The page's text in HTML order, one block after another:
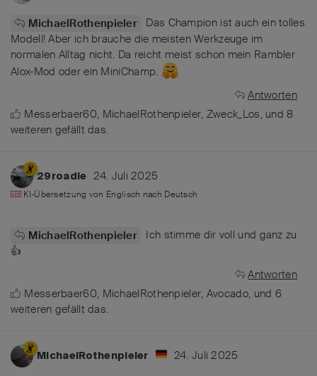
MichaelRothenpieler
Das Champion ist auch ein tolles
Modell! Aber ich brauche die meisten Werkzeuge im
normalen Alltag nicht. Da reicht meist schon mein Rambler
Alox-Mod oder ein MiniChamp.
Antworten
Messerbaer60, MichaelRothenpieler, Zweck_Los, und8
weiteren gefällt das.
29roadie 24. Juli 2025
KI-Übersetzung von Englisch nach Deutsch
MichaelRothenpieler
Ich stimme dir voll und ganz zu
👍
Antworten
Messerbaer60, MichaelRothenpieler, Avocado, und 6
weiteren gefällt das.
MichaelRothenpieler 24. Juli 2025